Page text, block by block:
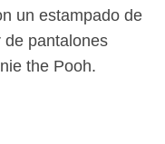
un estampado de
de pantalones
the Pooh.